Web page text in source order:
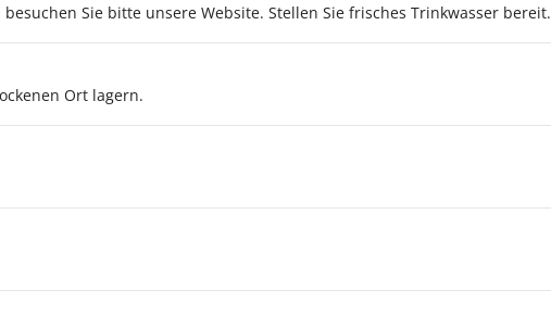
Sie bitte unsere Website. Stellen Sie frisches Trinkwasser bereit.
Ort lagern.